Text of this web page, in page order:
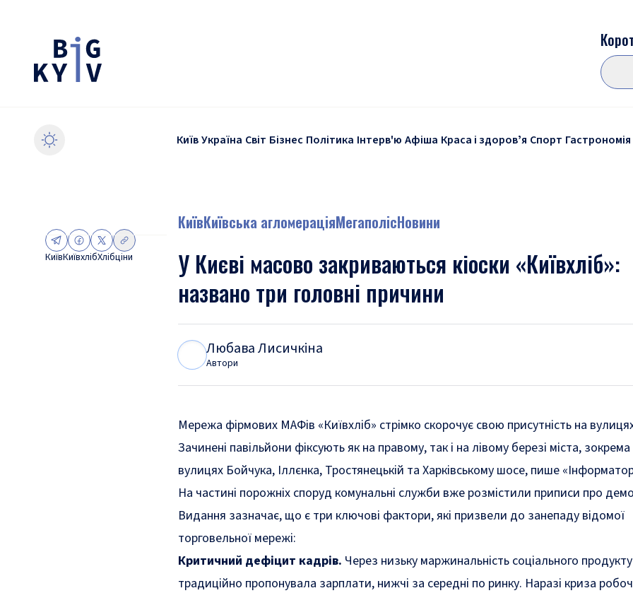
КиївУкраїна Світ Бізнес Політика Інтерв'ю Афіша Краса і здоровʼя Спорт Гастрономія
КиївКиївхлібХлібціни
КиївКиївська агломераціяМегаполісНовини
У Києві масово закриваються кіоски «Київхліб»:
названо три головні причини
Любава Лисичкіна
Автори
Мережа фірмових МАФів «Київхліб» стрімко скорочує свою присутність на
Зачинені павільйони фіксують як на правому, так і на лівому березі міста, зокрема
вулицях Бойчука, Іллєнка, Тростянецькій та Харківському шосе, пише
На частині порожніх споруд комунальні служби вже розмістили приписи про
Видання зазначає, що є три ключові фактори, які призвели до занепаду відомої
торговельної мережі:
Критичний дефіцит кадрів. Через низьку маржинальність соціального
традиційно пропонувала зарплати, нижчі за середні по ринку. Наразі криза